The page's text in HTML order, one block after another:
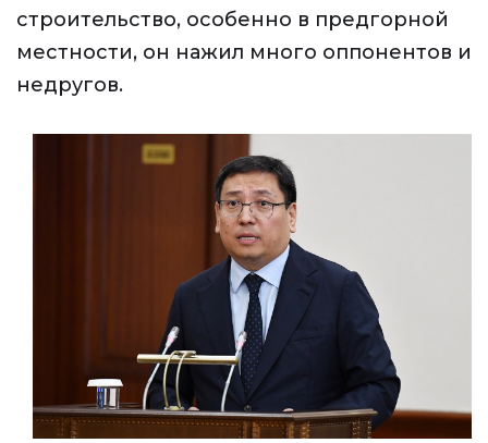
строительство, особенно в предгорной
местности, он нажил много оппонентов и
недругов.